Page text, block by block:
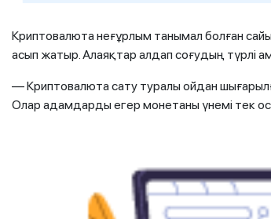
Криптовалюта неғұрлым танымал болған
асып жатыр. Алаяқтар алдап соғудың түрлі
— Криптовалюта сату туралы ойдан
Олар адамдарды егер монетаны үнемі тек